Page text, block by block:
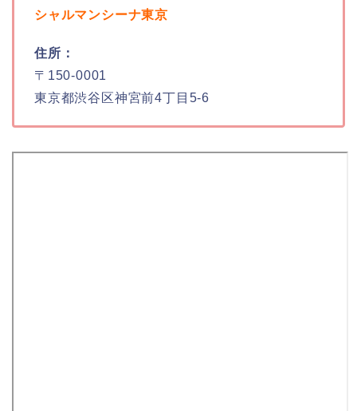
シャルマンシーナ東京
住所：
〒150-0001
東京都渋谷区神宮前4丁目5-6